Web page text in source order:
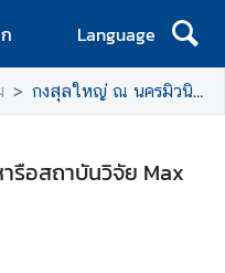
Language
กงสุลใหญ่ ณ นครมิวนิกพบหารือสถาบันวิจัย Max Planck Society (MPS)
อสถาบันวิจัย Max